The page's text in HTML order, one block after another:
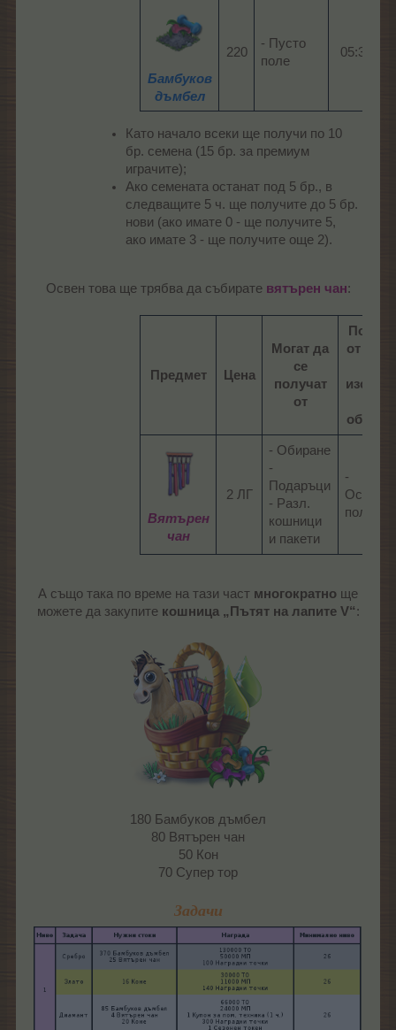
Бамбуков
дъмбел
220​
- Пусто
поле
05:30​
Като начало всеки ще получи по 10
бр. семена (15 бр. за премиум
играчите);
Ако семената останат под 5 бр., в
следващите 5 ч. ще получите до 5 бр.
нови (ако имате 0 - ще получите 5,
ако имате 3 - ще получите още 2).
Освен това ще трябва да събирате вятърен чан:​
Предмет Цена
Могат да
се
получат
от
от
Вятърен
чан
2 ЛГ​
- Обиране
-
Подаръци
- Разл.
кошници
и пакети​
-
поле​
А също така по време на тази част многократно ще
можете да закупите кошница „Пътят на лапите V“:
180 Бамбуков дъмбел
80 Вятърен чан
50 Кон
70 Супер тор
Задачи